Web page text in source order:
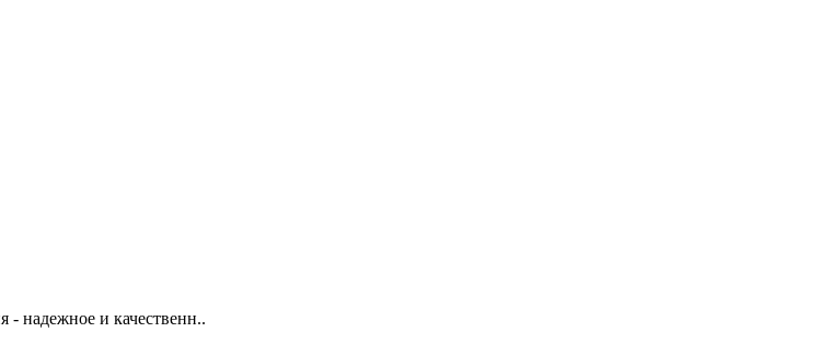
- надежное и качественн..